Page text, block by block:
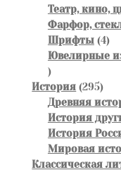
Театр, кино,
Фарфор,
Шрифты 44
Ювелирные
5
товаров
История 295295
Древняя
История
История
Мировая
Классическая